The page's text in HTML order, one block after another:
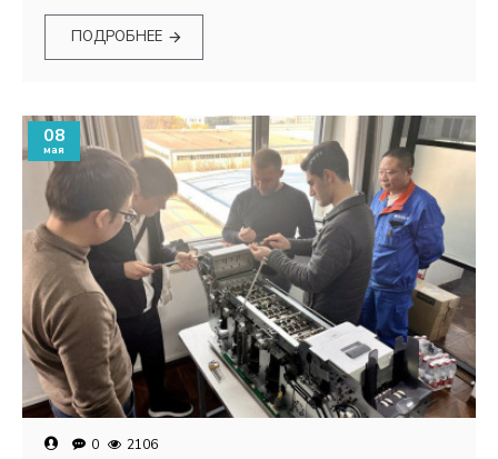
ПОДРОБНЕЕ
08
мая
0 2106